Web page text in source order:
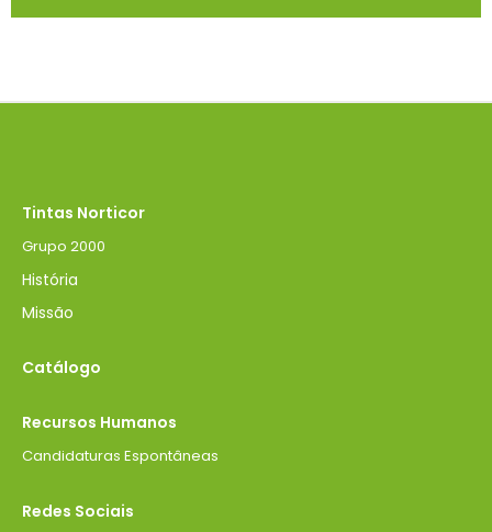
Tintas Norticor
Grupo 2000
História
Missão
Catálogo
Recursos Humanos
Candidaturas Espontâneas
Redes Sociais